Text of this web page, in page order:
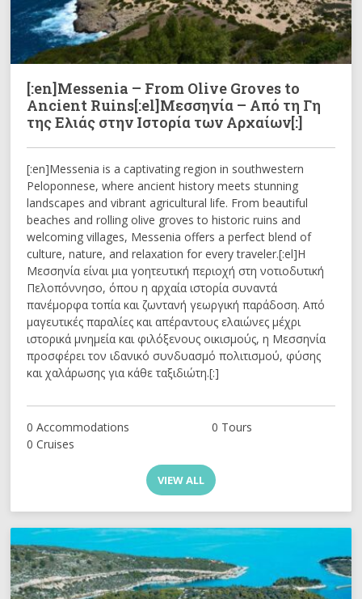
[:en]Messenia – From Olive Groves to
Ancient Ruins[:el]Μεσσηνία – Από τη Γη
της Ελιάς στην Ιστορία των Αρχαίων[:]
[:en]Messenia is a captivating region in southwestern
Peloponnese, where ancient history meets stunning
landscapes and vibrant agricultural life. From beautiful
beaches and rolling olive groves to historic ruins and
welcoming villages, Messenia offers a perfect blend of
culture, nature, and relaxation for every traveler.[:el]Η
Μεσσηνία είναι μια γοητευτική περιοχή στη νοτιοδυτική
Πελοπόννησο, όπου η αρχαία ιστορία συναντά
πανέμορφα τοπία και ζωντανή γεωργική παράδοση. Από
μαγευτικές παραλίες και απέραντους ελαιώνες μέχρι
ιστορικά μνημεία και φιλόξενους οικισμούς, η Μεσσηνία
προσφέρει τον ιδανικό συνδυασμό πολιτισμού, φύσης
και χαλάρωσης για κάθε ταξιδιώτη.[:]
0 Accommodations
0 Tours
0 Cruises
VIEW ALL